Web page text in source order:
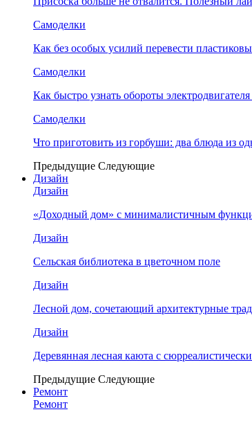
Самоделки
Как без особых усилий перевести
Самоделки
Как быстро узнать обороты
Самоделки
Что приготовить из горбуши: два блюда из
Предыдущие Следующие
Дизайн
Дизайн
«Доходный дом» с минималистичным
Дизайн
Сельская библиотека в цветочном поле
Дизайн
Лесной дом, сочетающий архитектурные
Дизайн
Деревянная лесная каюта с
Предыдущие Следующие
Ремонт
Ремонт